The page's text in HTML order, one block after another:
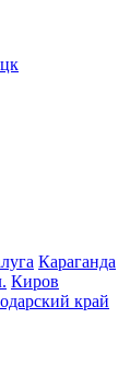
Караганда
Киров
край